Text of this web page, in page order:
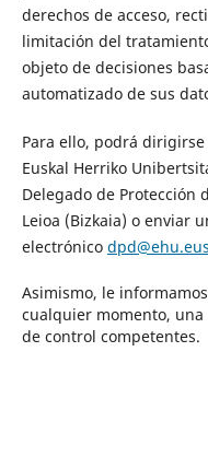
derechos de acceso,
limitación del
objeto de decisiones
automatizado de sus
Para ello, podrá dirigirse
Euskal Herriko
Delegado de Protección
Leioa (Bizkaia) o enviar
electrónico dpd@ehu.eus
Asimismo, le
cualquier momento,
de control competentes.